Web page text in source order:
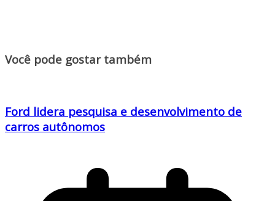
Você pode gostar também
Ford lidera pesquisa e desenvolvimento de
carros autônomos